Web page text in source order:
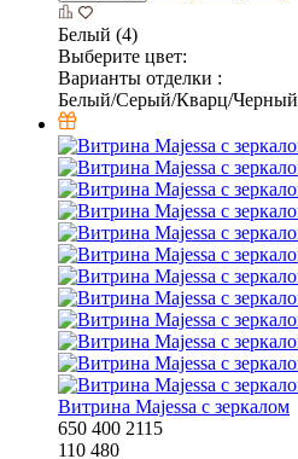
Белый (4)
Выберите цвет:
Варианты отделки :
Белый/Серый/Кварц/Черный
Витрина Majessa с зеркалом
650 400 2115
110 480